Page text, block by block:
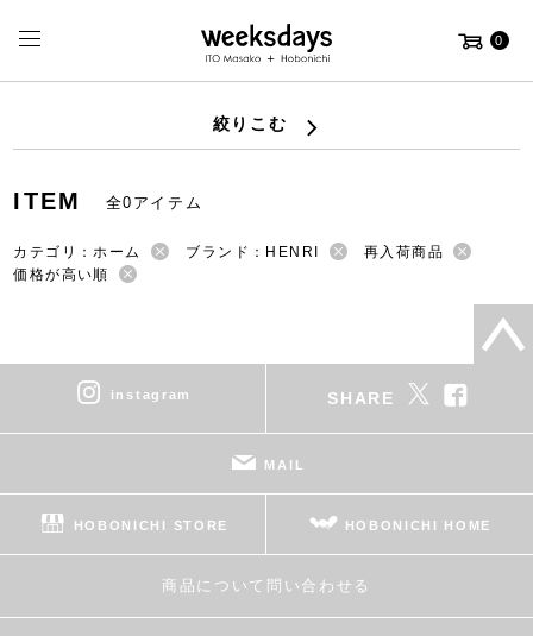
0
絞りこむ
ITEM 全0アイテム
カテゴリ：ホーム ブランド：HENRI
再入荷商品
価格が高い順
instagram SHARE
MAIL
HOBONICHI STORE HOBONICHI HOME
商品について問い合わせる